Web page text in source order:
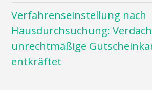
Verfahrenseinstellung nach
Hausdurchsuchung:
unrechtmäßige
entkräftet